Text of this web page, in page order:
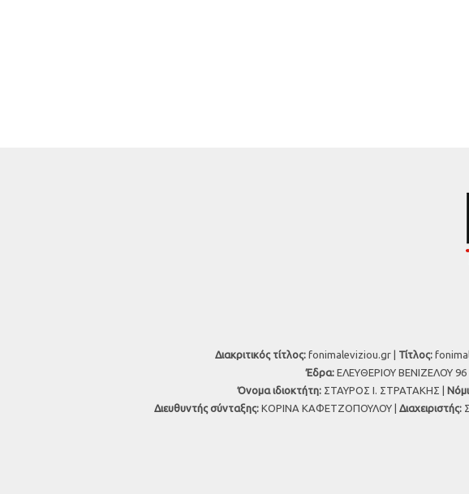
Διακριτικός τίτλος: fonimaleviziou.gr | Τίτλος:
Έδρα: ΕΛΕΥΘΕΡΙΟΥ ΒΕΝΙΖΕΛΟΥ 96
Όνομα ιδιοκτήτη: ΣΤΑΥΡΟΣ Ι. ΣΤΡΑΤΑΚΗΣ |
Διευθυντής σύνταξης: ΚΟΡΙΝΑ ΚΑΦΕΤΖΟΠΟΥΛΟΥ | Διαχειριστής: